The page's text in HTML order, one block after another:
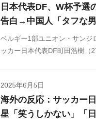
日本代表DF、W杯予選
告白→中国人「タフな男
ベルギー1部ユニオン・サンジ
ッカー日本代表DF町田浩樹（
2025年6月5日
海外の反応：サッカー
星「笑うしかない」「